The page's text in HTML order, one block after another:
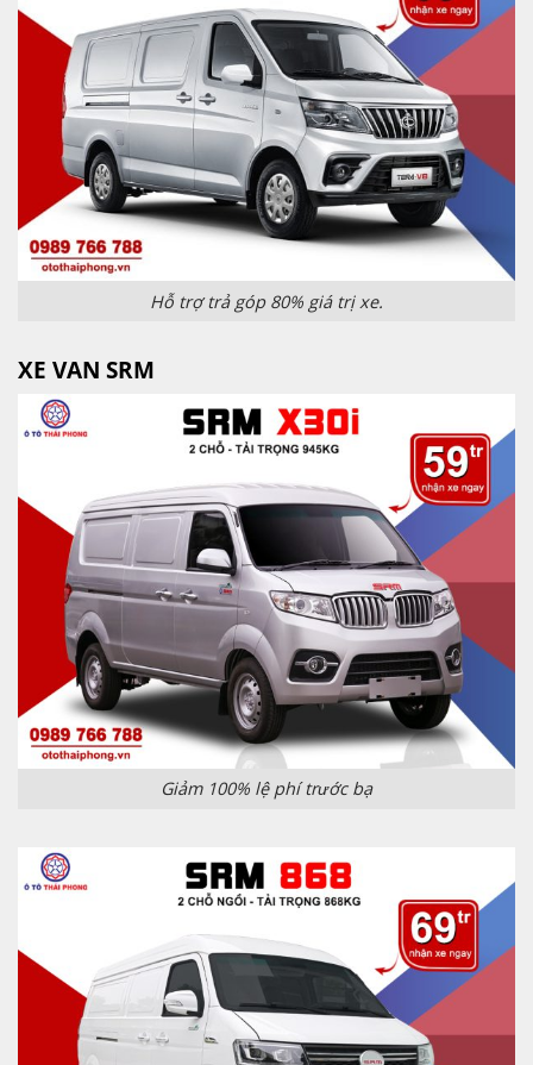
Hỗ trợ trả góp 80% giá trị xe.
XE VAN SRM
Giảm 100% lệ phí trước bạ